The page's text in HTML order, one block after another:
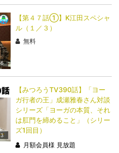
【第４７話①】K江田スペシャ
ル（１／３）
無料
【みつろうTV390話】「ヨー
ガ行者の王」成瀬雅春さん対談
シリーズ「ヨーガの本質、それ
は肛門を締めること」（シリー
ズ1回目）
月額会員様 見放題